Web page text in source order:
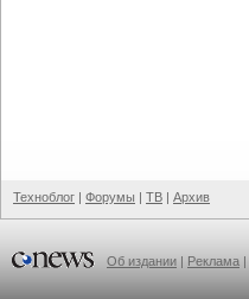
Техноблог | Форумы | ТВ | Архив
Об издании | Реклама |